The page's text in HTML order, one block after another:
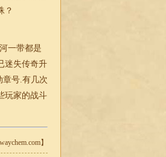
？
一带都是
迷失传奇升
章号.有几次
玩家的战斗
】